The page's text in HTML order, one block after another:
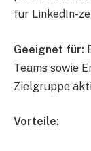
für LinkedIn-
Geeignet für:
Teams sowie
Zielgruppe
Vorteile: